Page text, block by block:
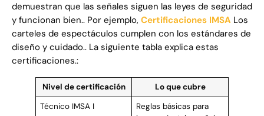
demuestran que las señales siguen las leyes de seguridad
y funcionan bien.. Por ejemplo, Certificaciones IMSA Los
carteles de espectáculos cumplen con los estándares de
diseño y cuidado.. La siguiente tabla explica estas
certificaciones.:
Nivel de certificación
Lo que cubre
Técnico IMSA I
Reglas básicas para